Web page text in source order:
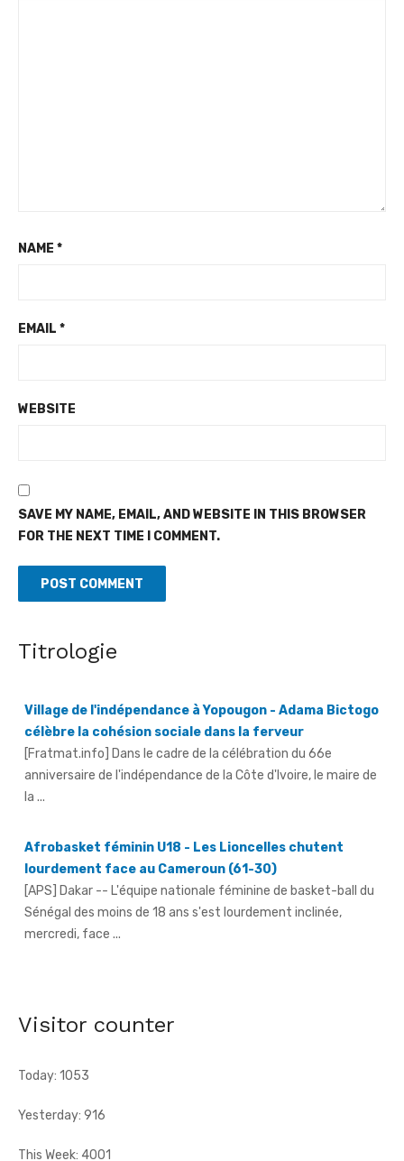
NAME *
EMAIL *
WEBSITE
SAVE MY NAME, EMAIL, AND WEBSITE IN THIS BROWSER
FOR THE NEXT TIME I COMMENT.
Titrologie
célèbre la cohésion sociale dans la ferveur
[Fratmat.info] Dans le cadre de la célébration du 66e
anniversaire de l'indépendance de la Côte d'Ivoire, le maire de
la ...
lourdement face au Cameroun (61-30)
[APS] Dakar -- L'équipe nationale féminine de basket-ball du
Sénégal des moins de 18 ans s'est lourdement inclinée,
mercredi, face ...
[Fratmat.info] À 72 heures de la célébration du 66e
N'Guessan, vice-présidente ...
Visitor counter
Today: 1053
Yesterday: 916
This Week: 4001